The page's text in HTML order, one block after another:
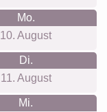
Mo.
10. August
Di.
11. August
Mi.